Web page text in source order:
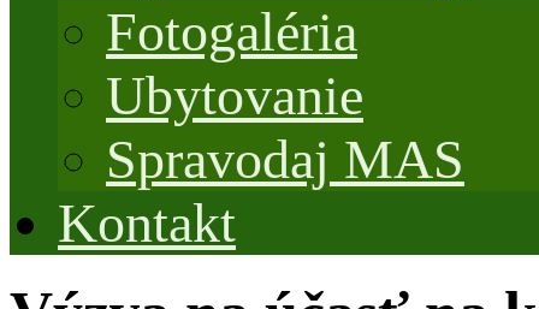
Fotogaléria
Ubytovanie
Spravodaj MAS
Kontakt